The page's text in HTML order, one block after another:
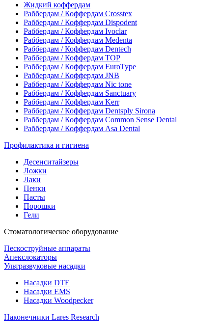
Жидкий коффердам
Раббердам / Коффердам Crosstex
Раббердам / Коффердам Dispodent
Раббердам / Коффердам Ivoclar
Раббердам / Коффердам Medenta
Раббердам / Коффердам Dentech
Раббердам / Коффердам ТОР
Раббердам / Коффердам EuroType
Раббердам / Коффердам JNB
Раббердам / Коффердам Nic tone
Раббердам / Коффердам Sanctuary
Раббердам / Коффердам Kerr
Раббердам / Коффердам Dentsply Sirona
Раббердам / Коффердам Common Sense Dental
Раббердам / Коффердам Asa Dental
Профилактика и гигиена
Десенситайзеры
Ложки
Лаки
Пенки
Пасты
Порошки
Гели
Стоматологическое оборудование
Пескоструйные аппараты
Апекслокаторы
Ультразвуковые насадки
Насадки DTE
Насадки EMS
Насадки Woodpecker
Наконечники Lares Research